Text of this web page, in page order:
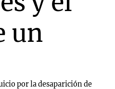
un
por la desaparición de